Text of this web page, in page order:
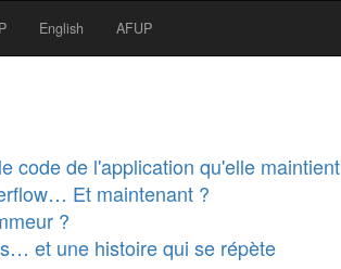
English AFUP
code de l'application qu'elle maintient
Et maintenant ?
?
et une histoire qui se répète